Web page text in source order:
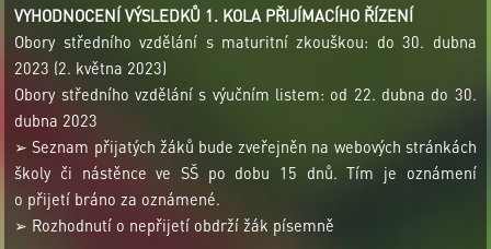
VYHODNOCENÍ VÝSLEDKŮ 1. KOLA PŘIJÍMACÍHO ŘÍZENÍ
Obory středního vzdělání s maturitní zkouškou: do 30. dubna
2023 (2. května 2023)
Obory středního vzdělání s výučním listem: od 22. dubna do 30.
dubna 2023
➢ Seznam přijatých žáků bude zveřejněn na webových stránkách
školy či nástěnce ve SŠ po dobu 15 dnů. Tím je oznámení
o přijetí bráno za oznámené.
➢ Rozhodnutí o nepřijetí obdrží žák písemně